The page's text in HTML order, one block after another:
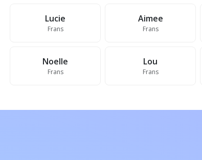
Lucie
Frans
Aimee
Frans
Noelle
Frans
Lou
Frans